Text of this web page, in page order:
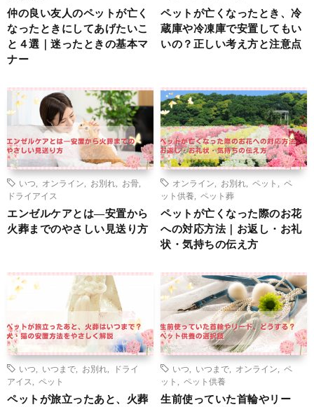
仲の良い友人のペットが亡く
なったときにしてあげたいこ
と４選｜迷ったときの基本マ
ナー
ペットが亡くなったとき、冷
蔵庫や冷凍庫で安置してもい
いの？正しい考え方と注意点
いつ オンライン お別れ お骨
ドライアイス
エンゼルケアとは―安置から
火葬までのやさしい見送り方
オンライン お別れ ペット
ペ
ット供養
ペット葬
ペットが亡くなった際のお花
への対応方法｜お返し・お礼
状・気持ちの伝え方
いつ いつまで お別れ
ドライ
アイス
ペット
ペットが旅立ったあと、火葬
いつ いつまで オンライン
ペ
ット
ペット供養
生前使っていた首輪やリー